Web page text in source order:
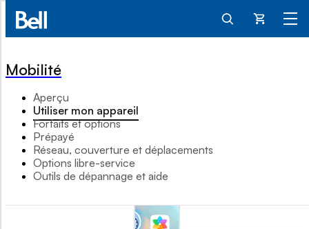
Panier
Mobilité
Aperçu
Utiliser mon appareil
Forfaits et options
Prépayé
Réseau, couverture et déplacements
Options libre-service
Outils de dépannage et aide